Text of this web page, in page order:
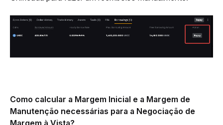
Como calcular a Margem Inicial e a Margem de
Manutenção necessárias para a Negociação de
Margem à Vista?